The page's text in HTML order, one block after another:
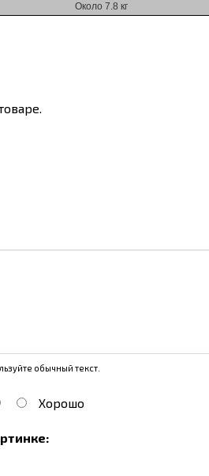
Около 7.8 кг
обычный текст.
Хорошо